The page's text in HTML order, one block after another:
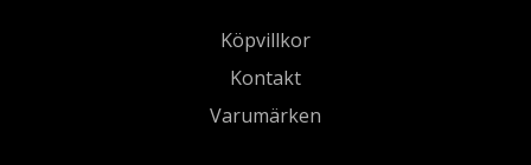
Köpvillkor
Kontakt
Varumärken